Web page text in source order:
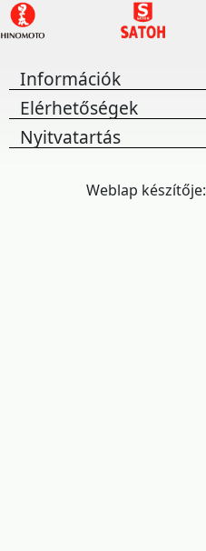
Információk
Elérhetőségek
Nyitvatartás
Weblap készítője: